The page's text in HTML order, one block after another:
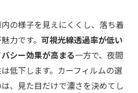
の様子を見えにくくし、落ち着
力です。 可視光線透過率が低い
シー効果が高まる一方で、夜間
低下します。カーフィルムの選
、見た目だけで濃さを決めてし